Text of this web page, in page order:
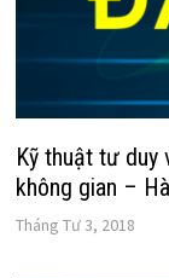
Kỹ thuật tư duy
không gian –
Tháng Tư 3, 2018